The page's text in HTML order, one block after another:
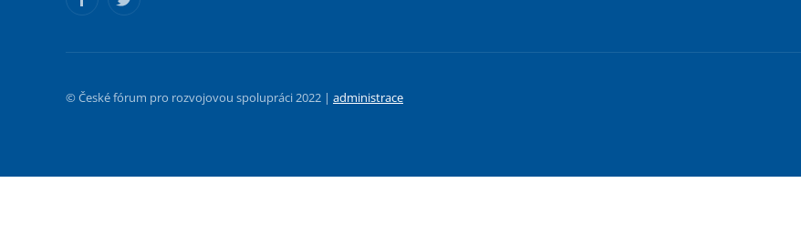
© České fórum pro rozvojovou spolupráci 2022 | administrace